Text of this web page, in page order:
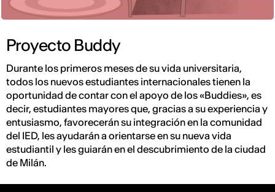
Proyecto Buddy
Durante los primeros meses de su vida universitaria,
todos los nuevos estudiantes internacionales tienen la
oportunidad de contar con el apoyo de los «Buddies», es
decir, estudiantes mayores que, gracias a su experiencia y
entusiasmo, favorecerán su integración en la comunidad
del IED, les ayudarán a orientarse en su nueva vida
estudiantil y les guiarán en el descubrimiento de la ciudad
de Milán.